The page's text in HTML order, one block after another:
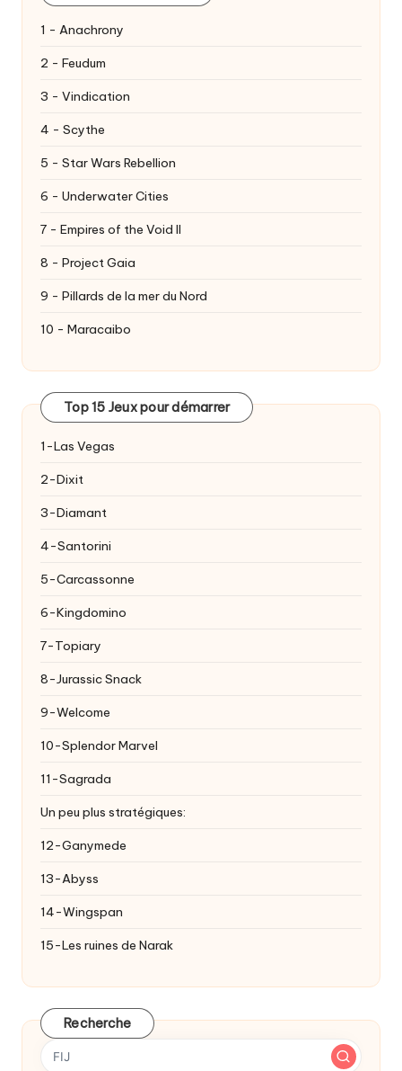
1 - Anachrony
2 - Feudum
3 - Vindication
4 - Scythe
5 - Star Wars Rebellion
6 - Underwater Cities
7 - Empires of the Void II
8 - Project Gaia
9 - Pillards de la mer du Nord
10 - Maracaibo
Top 15 Jeux pour démarrer
1-Las Vegas
2-Dixit
3-Diamant
4-Santorini
5-Carcassonne
6-Kingdomino
7-Topiary
8-Jurassic Snack
9-Welcome
10-Splendor Marvel
11-Sagrada
Un peu plus stratégiques:
12-Ganymede
13-Abyss
14-Wingspan
15-Les ruines de Narak
Recherche